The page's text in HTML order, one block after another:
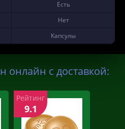
Есть
Нет
Капсулы
онлайн с доставкой:
Рейтинг
9.1